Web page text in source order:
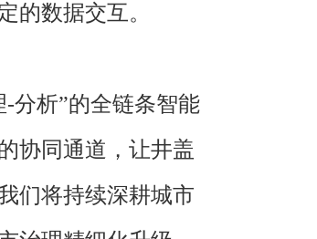
的数据交互。
分析”的全链条智能
协同通道，让井盖
们将持续深耕城市